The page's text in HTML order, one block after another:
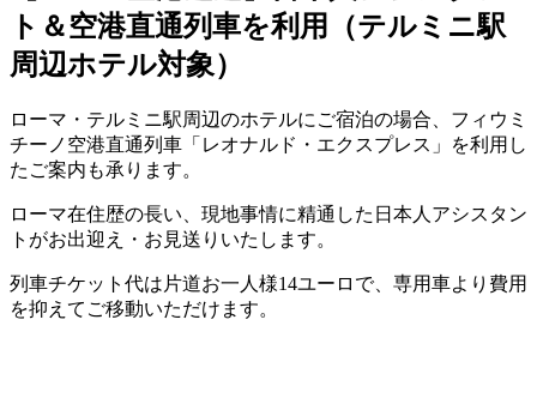
ト＆空港直通列車を利用（テルミニ駅
周辺ホテル対象）
ローマ・テルミニ駅周辺のホテルにご宿泊の場合、フィウミ
チーノ空港直通列車「レオナルド・エクスプレス」を利用し
たご案内も承ります。
ローマ在住歴の長い、現地事情に精通した日本人アシスタン
トがお出迎え・お見送りいたします。
列車チケット代は片道お一人様14ユーロで、専用車より費用
を抑えてご移動いただけます。